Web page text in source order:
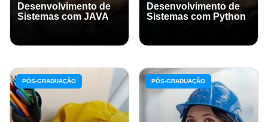
Desenvolvimento de
Sistemas com JAVA
Desenvolvimento de
Sistemas com Python
PÓS-GRADUAÇÃO PÓS-GRADUAÇÃO